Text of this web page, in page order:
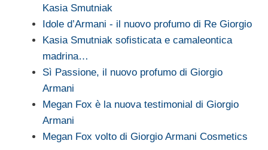
Kasia Smutniak
Idole d’Armani - il nuovo profumo di Re Giorgio
Kasia Smutniak sofisticata e camaleontica
madrina…
Sì Passione, il nuovo profumo di Giorgio
Armani
Megan Fox è la nuova testimonial di Giorgio
Armani
Megan Fox volto di Giorgio Armani Cosmetics